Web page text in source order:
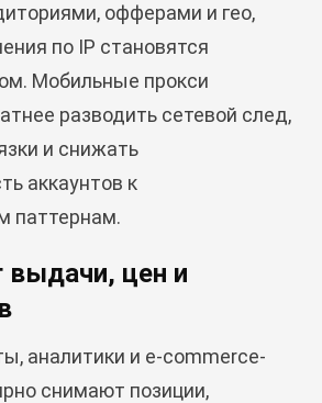
офферами и гео,
по IP становятся
Мобильные прокси
разводить сетевой след,
и снижать
аккаунтов к
паттернам.
выдачи, цен и
аналитики и e-commerce-
снимают позиции,